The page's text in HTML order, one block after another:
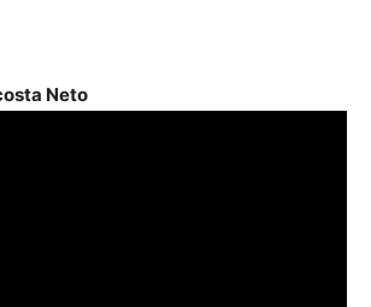
Neto